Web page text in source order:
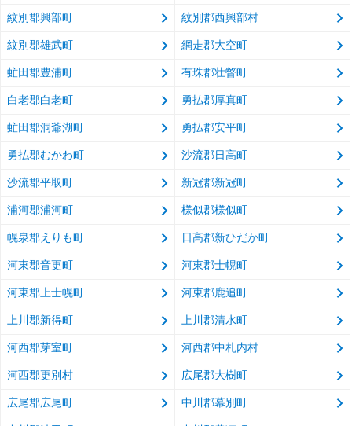
紋別郡興部町 紋別郡西興部村
紋別郡雄武町 網走郡大空町
虻田郡豊浦町 有珠郡壮瞥町
白老郡白老町 勇払郡厚真町
虻田郡洞爺湖町 勇払郡安平町
勇払郡むかわ町 沙流郡日高町
沙流郡平取町 新冠郡新冠町
浦河郡浦河町 様似郡様似町
幌泉郡えりも町 日高郡新ひだか町
河東郡音更町 河東郡士幌町
河東郡上士幌町 河東郡鹿追町
上川郡新得町 上川郡清水町
河西郡芽室町 河西郡中札内村
河西郡更別村 広尾郡大樹町
広尾郡広尾町 中川郡幕別町